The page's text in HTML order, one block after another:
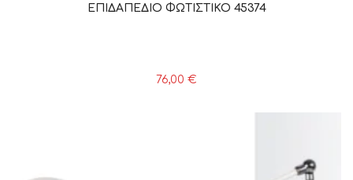
ΕΠΙΔΑΠΕΔΙΟ ΦΩΤΙΣΤΙΚΟ 45374
76,00 €